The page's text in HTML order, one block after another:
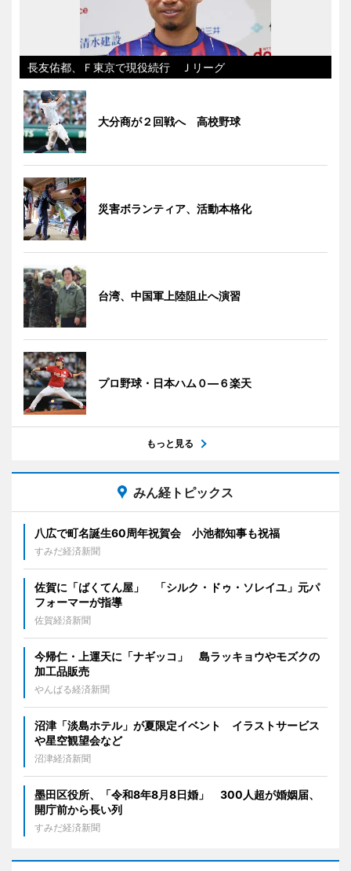
長友佑都、Ｆ東京で現役続行 Ｊリーグ
大分商が２回戦へ 高校野球
災害ボランティア、活動本格化
台湾、中国軍上陸阻止へ演習
プロ野球・日本ハム０―６楽天
もっと見る
みん経トピックス
八広で町名誕生60周年祝賀会 小池都知事も祝福
すみだ経済新聞
佐賀に「ばくてん屋」 「シルク・ドゥ・ソレイユ」元パ
フォーマーが指導
佐賀経済新聞
今帰仁・上運天に「ナギッコ」 島ラッキョウやモズクの
加工品販売
やんばる経済新聞
沼津「淡島ホテル」が夏限定イベント イラストサービス
や星空観望会など
沼津経済新聞
墨田区役所、「令和8年8月8日婚」 300人超が婚姻届、
開庁前から長い列
すみだ経済新聞